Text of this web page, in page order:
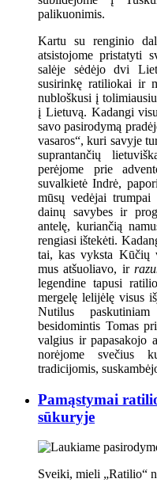
palikuonimis.
Kartu su renginio
atsistojome pristatyti
salėje sėdėjo dvi
susirinkę ratiliokai ir
nubloškusi į
į Lietuvą. Kadangi
savo pasirodymą
vasaros“, kuri savyje
suprantančių
perėjome prie
suvalkietė Indrė,
mūsų vedėjai trumpai
dainų savybes ir
antelę, kuriančią
rengiasi ištekėti.
tai, kas vyksta Kūčių
mus atšuoliavo, ir
legendine tapusi
mergelę lelijėlę visus
Nutilus
besidomintis Tomas
valgius ir papasakojo
norėjome svečius
tradicijomis,
Pamąstymai
sūkuryje
Sveiki, mieli „Ratilio“